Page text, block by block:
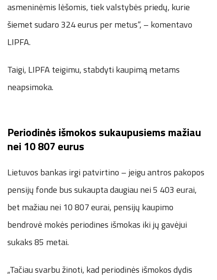
asmeninėmis lėšomis, tiek valstybės priedų, kurie
šiemet sudaro 324 eurus per metus“, – komentavo
LIPFA.
Taigi, LIPFA teigimu, stabdyti kaupimą metams
neapsimoka.
Periodinės išmokos sukaupusiems mažiau
nei 10 807 eurus
Lietuvos bankas irgi patvirtino – jeigu antros pakopos
pensijų fonde bus sukaupta daugiau nei 5 403 eurai,
bet mažiau nei 10 807 eurai, pensijų kaupimo
bendrovė mokės periodines išmokas iki jų gavėjui
sukaks 85 metai.
„Tačiau svarbu žinoti, kad periodinės išmokos dydis